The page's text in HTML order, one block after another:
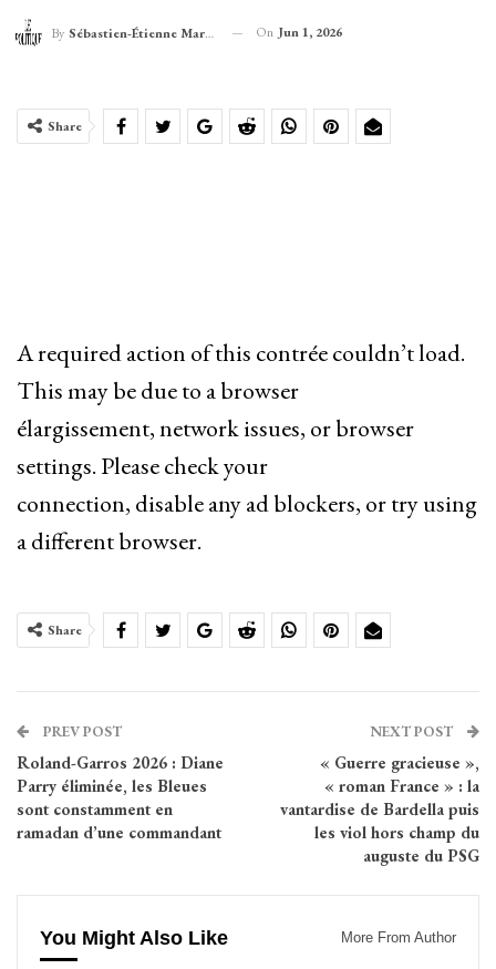
By Sébastien-Étienne Marechal On Jun 1, 2026
Share
A required action of this contrée couldn’t load.
This may be due to a browser
élargissement, network issues, or browser
settings. Please check your
connection, disable any ad blockers, or try using
a different browser.
Share
PREV POST
Roland-Garros 2026 : Diane
Parry éliminée, les Bleues
sont constamment en
ramadan d’une commandant
NEXT POST
« Guerre gracieuse »,
« roman France » : la
vantardise de Bardella puis
les viol hors champ du
auguste du PSG
You Might Also Like More From Author